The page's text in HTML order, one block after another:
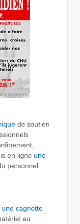
de soutien
en ligne une
personnel
une cagnotte
au